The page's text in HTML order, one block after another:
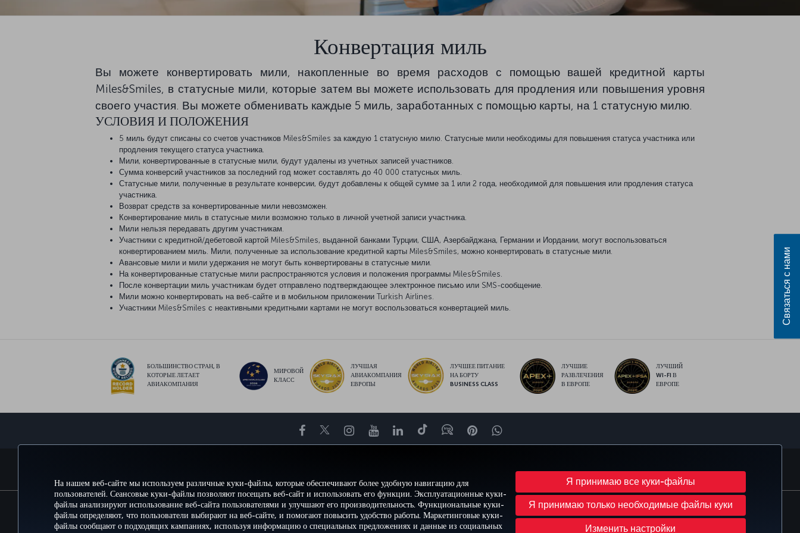
На нашем веб-сайте мы используем различные куки-файлы, которые обеспечивают более удобную навигацию для
пользователей. Сеансовые куки-файлы позволяют посещать веб-сайт и использовать его функции. Эксплуатационные куки-
файлы анализируют использование веб-сайта пользователями и улучшают его производительность. Функциональные куки-
файлы определяют, что пользователи выбирают на веб-сайте, и помогают повысить удобство работы. Маркетинговые куки-
файлы сообщают о подходящих кампаниях, используя информацию о специальных предложениях и данные из социальных
Я принимаю все куки-файлы
Я принимаю только необходимые файлы куки
Изменить настройки
Конвертация миль
Вы можете конвертировать мили, накопленные во время расходов с помощью вашей кредитной карты
Miles&Smiles, в статусные мили, которые затем вы можете использовать для продления или повышения уровня
своего участия. Вы можете обменивать каждые 5 миль, заработанных с помощью карты, на 1 статусную милю.
УСЛОВИЯ И ПОЛОЖЕНИЯ
5 миль будут списаны со счетов участников Miles&Smiles за каждую 1 статусную милю. Статусные мили необходимы для повышения статуса участника или
продления текущего статуса участника.
Мили, конвертированные в статусные мили, будут удалены из учетных записей участников.
Сумма конверсий участников за последний год может составлять до 40 000 статусных миль.
Статусные мили, полученные в результате конверсии, будут добавлены к общей сумме за 1 или 2 года, необходимой для повышения или продления статуса
участника.
Возврат средств за конвертированные мили невозможен.
Конвертирование миль в статусные мили возможно только в личной учетной записи участника.
Мили нельзя передавать другим участникам.
Участники с кредитной/дебетовой картой Miles&Smiles, выданной банками Турции, США, Азербайджана, Германии и Иордании, могут воспользоваться
конвертированием миль. Мили, полученные за использование кредитной карты Miles&Smiles, можно конвертировать в статусные мили.
Авансовые мили и мили удержания не могут быть конвертированы в статусные мили.
На конвертированные статусные мили распространяются условия и положения программы Miles&Smiles.
После конвертации миль участникам будет отправлено подтверждающее электронное письмо или SMS-сообщение.
Мили можно конвертировать на веб-сайте и в мобильном приложении Turkish Airlines.
Участники Miles&Smiles с неактивными кредитными картами не могут воспользоваться конвертацией миль.
БОЛЬШИНСТВО СТРАН, В
КОТОРЫЕ ЛЕТАЕТ
АВИАКОМПАНИЯ
МИРОВОЙ
КЛАСС
ЛУЧШАЯ
АВИАКОМПАНИЯ
ЕВРОПЫ
ЛУЧШЕЕ ПИТАНИЕ
НА БОРТУ
BUSINESS CLASS
ЛУЧШИЕ
РАЗВЛЕЧЕНИЯ
В ЕВРОПЕ
ЛУЧШИЙ
WI-FI В
ЕВРОПЕ
Facebook
TwitterInstagram
YouTubeLinkedIn
TikTokБлогPinterestWhatsApp
Перейти Политика конфиденциальности и куки-файлы Правовое уведомление Права пассажира
Изменить настройки куки-файлов
План обслуживания клиента Министерства транспорта США
Права субъектов данных в ЕС
Связаться с нами